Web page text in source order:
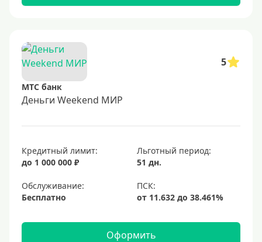
5
МТС банк
Деньги Weekend МИР
Кредитный лимит:
до 1 000 000 ₽
Льготный период:
51 дн.
Обслуживание:
Бесплатно
Оформить